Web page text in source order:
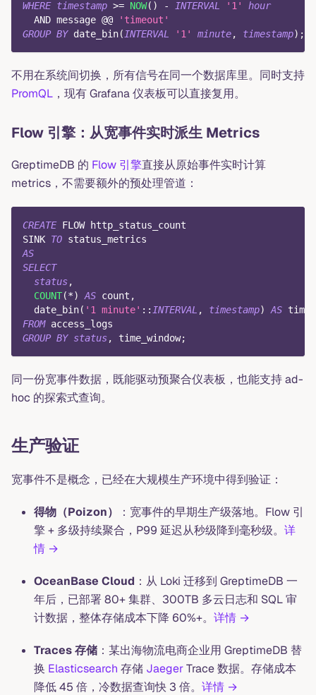
WHERE timestamp >= NOW( ) - INTERVAL '1'
hour
AND message @@
'timeout'
GROUP BY date_bin( INTERVAL '1' minute, timestamp) ;
不用在系统间切换，所有信号在同一个数据库里。同时支持
PromQL ，现有 Grafana 仪表板可以直接复用。
Flow 引擎：从宽事件实时派生 Metrics
GreptimeDB 的 Flow 引擎直接从原始事件实时计算
metrics，不需要额外的预处理管道：
CREATE FLOW http_status_count
SINK TO status_metrics
AS
SELECT
status,
COUNT(*) AS count ,
  date_bin
( '1 minute' :: INTERVAL , timestamp) AS
FROM access_logs
GROUP BY status, time_window;
同一份宽事件数据，既能驱动预聚合仪表板，也能支持 ad-
hoc 的探索式查询。
生产验证
宽事件不是概念，已经在大规模生产环境中得到验证：
得物（Poizon）
：宽事件的早期生产级落地。Flow 引
擎 + 多级持续聚合，P99 延迟从秒级降到毫秒级。 详
情 →
OceanBase Cloud ：从 Loki 迁移到 GreptimeDB 一
年后，已部署 80+ 集群、300TB 多云日志和 SQL 审
计数据，整体存储成本下降 60%+。 详情 →
Traces 存储 ：某出海物流电商企业用 GreptimeDB 替
换 Elasticsearch 存储 JaegerTrace 数据。存储成本
降低 45 倍，冷数据查询快 3 倍。 详情 →